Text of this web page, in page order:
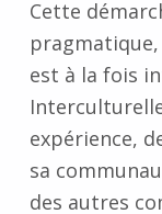
Cette
est à la fois
expérience,
sa
des autres